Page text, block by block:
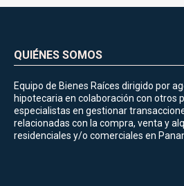
QUIÉNES SOMOS
Equipo de Bienes Raíces dirigido por
hipotecaria en colaboración con otros
especialistas en gestionar
relacionadas con la compra, venta y
residenciales y/o comerciales en